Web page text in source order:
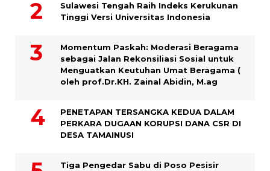
Sulawesi Tengah Raih Indeks Kerukunan
Tinggi Versi Universitas Indonesia
Momentum Paskah: Moderasi Beragama
sebagai Jalan Rekonsiliasi Sosial untuk
Menguatkan Keutuhan Umat Beragama (
oleh prof.Dr.KH. Zainal Abidin, M.ag
PENETAPAN TERSANGKA KEDUA DALAM
PERKARA DUGAAN KORUPSI DANA CSR DI
DESA TAMAINUSI
Tiga Pengedar Sabu di Poso Pesisir